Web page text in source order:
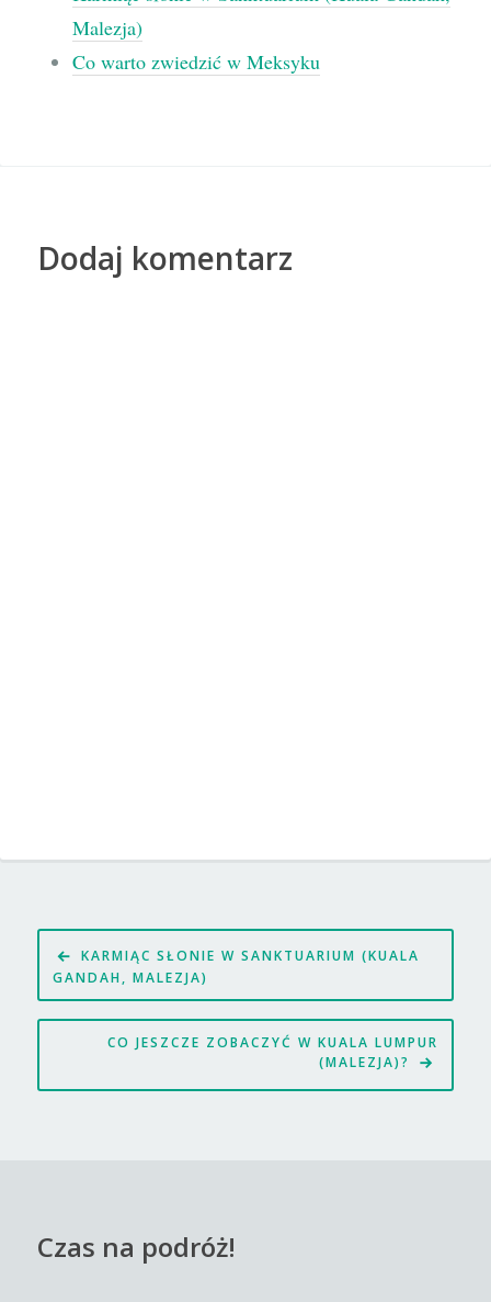
Malezja)
Co warto zwiedzić w Meksyku
Dodaj komentarz
Nawigacja
wpisu
KARMIĄC SŁONIE W SANKTUARIUM (KUALA
GANDAH, MALEZJA)
CO JESZCZE ZOBACZYĆ W KUALA LUMPUR
(MALEZJA)?
Czas na podróż!